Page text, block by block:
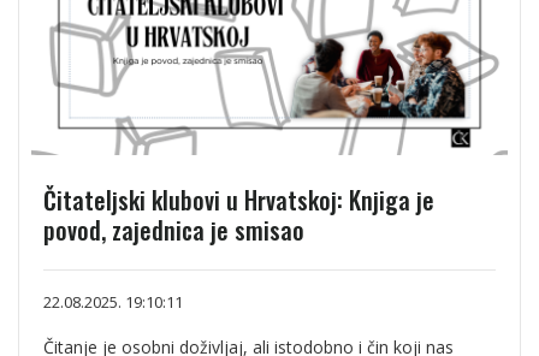
Čitateljski klubovi u Hrvatskoj: Knjiga je
povod, zajednica je smisao
22.08.2025. 19:10:11
Čitanje je osobni doživljaj, ali istodobno i čin koji nas